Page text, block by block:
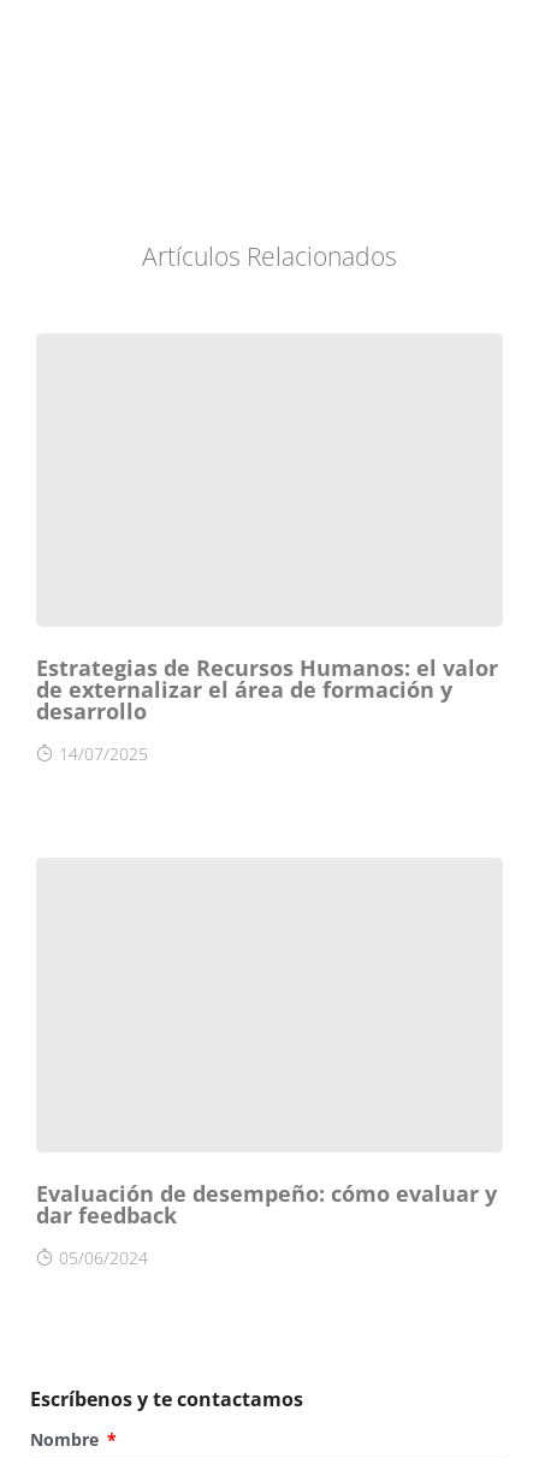
Artículos Relacionados
Estrategias de Recursos Humanos: el valor
de externalizar el área de formación y
desarrollo
14/07/2025
Evaluación de desempeño: cómo evaluar y
dar feedback
05/06/2024
Escríbenos y te contactamos
Nombre